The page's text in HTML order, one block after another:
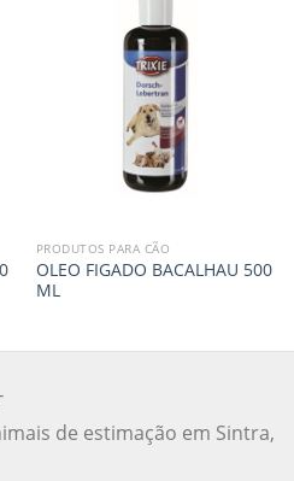
PRODUTOS PARA CÃO
OLEO FIGADO BACALHAU 500
ML
de estimação em Sintra,